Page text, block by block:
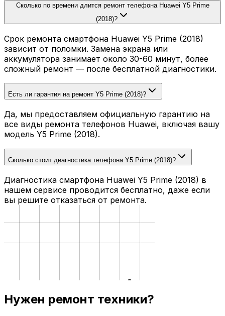
Сколько по времени длится ремонт телефона Huawei Y5 Prime
(2018)?
Срок ремонта смартфона Huawei Y5 Prime (2018)
зависит от поломки. Замена экрана или
аккумулятора занимает около 30-60 минут, более
сложный ремонт — после бесплатной диагностики.
Есть ли гарантия на ремонт Y5 Prime (2018)?
Да, мы предоставляем официальную гарантию на
все виды ремонта телефонов Huawei, включая вашу
модель Y5 Prime (2018).
Сколько стоит диагностика телефона Y5 Prime (2018)?
Диагностика смартфона Huawei Y5 Prime (2018) в
нашем сервисе проводится бесплатно, даже если
вы решите отказаться от ремонта.
Нужен ремонт техники?